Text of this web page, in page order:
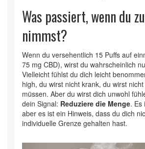
Was passiert, wenn du
nimmst?
Wenn du versehentlich 15 Puffs auf
75 mg CBD), wirst du wahrscheinlich
Vielleicht fühlst du dich leicht
high, du wirst nicht krank, du wirst
müssen. Aber du wirst dich unwohl
dein Signal: Reduziere die Menge. Es
aber es ist ein Hinweis, dass du dich
individuelle Grenze gehalten hast.